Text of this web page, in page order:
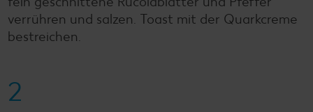
verrühren und salzen. Toast mit der Quarkcreme
bestreichen.
2